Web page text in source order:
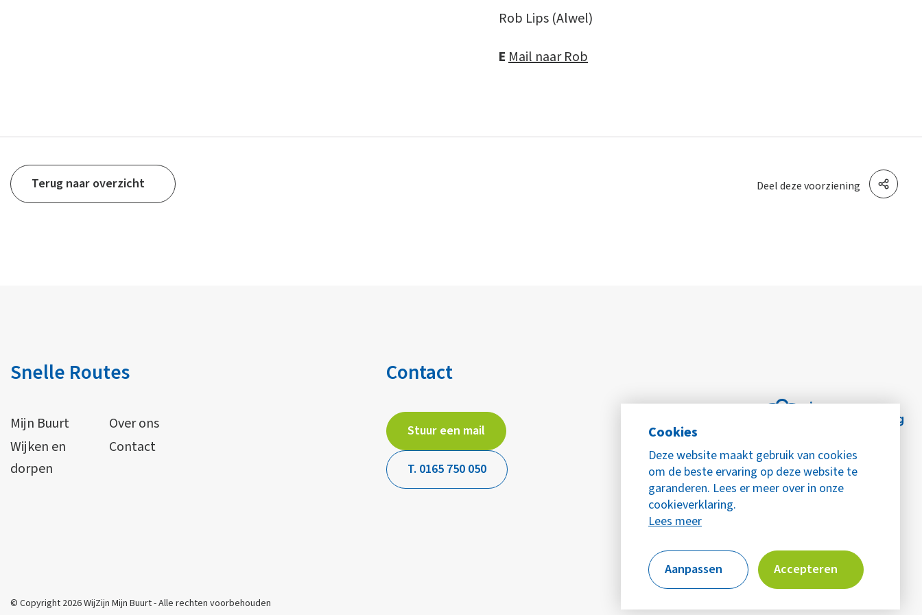
Cookies
Deze website maakt gebruik van cookies
om de beste ervaring op deze website te
garanderen. Lees er meer over in onze
cookieverklaring.
Lees meer
Aanpassen Accepteren
Rob Lips (Alwel)
EMail naar Rob
Terug naar overzicht Deel deze voorziening
Snelle Routes
Mijn Buurt
Over ons
Wijken en
dorpen
Contact
Contact
Stuur een mail
T. 0165 750 050
© Copyright 2026 WijZijn Mijn Buurt - Alle rechten voorbehouden